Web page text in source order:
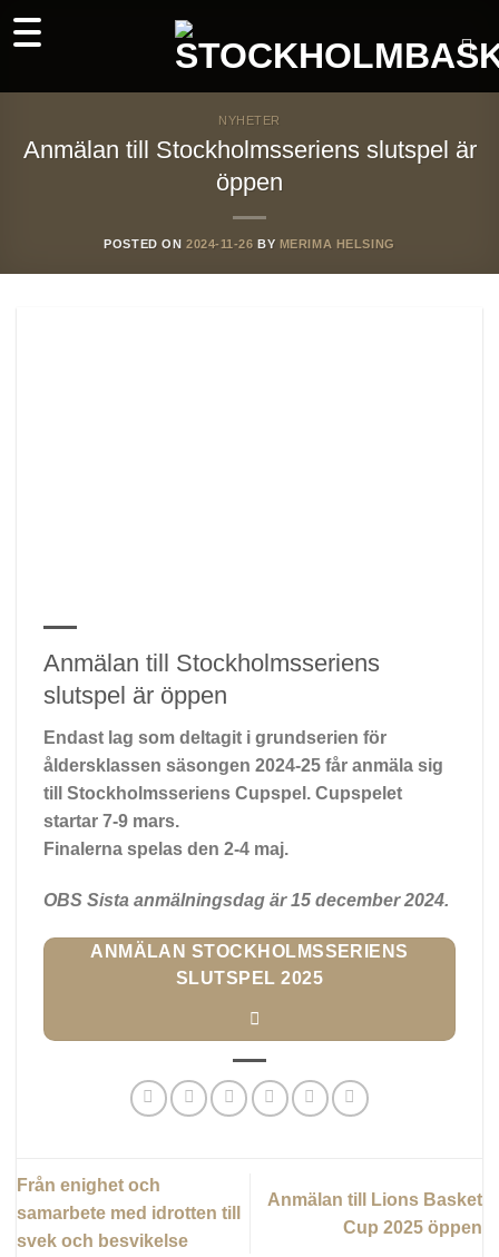
to
NYHETER
Anmälan till Stockholmsseriens slutspel är
öppen
POSTED ON 2024-11-26 BY MERIMA HELSING
Anmälan till Stockholmsseriens
slutspel är öppen
Endast lag som deltagit i grundserien för
åldersklassen säsongen 2024-25 får anmäla sig
till Stockholmsseriens Cupspel. Cupspelet
startar 7-9 mars.
Finalerna spelas den 2-4 maj.
OBS Sista anmälningsdag är 15 december 2024.
ANMÄLAN STOCKHOLMSSERIENS
SLUTSPEL 2025
Från enighet och
samarbete med idrotten till
svek och besvikelse
Anmälan till Lions Basket
Cup 2025 öppen